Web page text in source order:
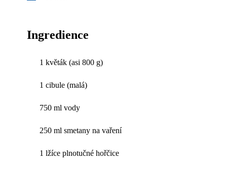
Ingredience
1 květák (asi 800 g)
1 cibule (malá)
750 ml vody
250 ml smetany na vaření
1 lžíce plnotučné hořčice